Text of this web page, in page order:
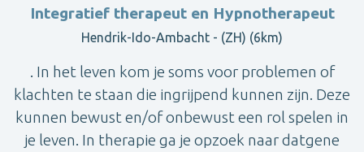
Integratief therapeut en Hypnotherapeut
Hendrik-Ido-Ambacht - (ZH) (6km)
. In het leven kom je soms voor problemen of
klachten te staan die ingrijpend kunnen zijn. Deze
kunnen bewust en/of onbewust een rol spelen in
je leven. In therapie ga je opzoek naar datgene